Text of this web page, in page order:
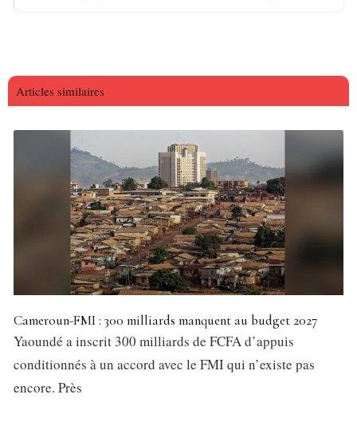
Articles similaires
Cameroun-FMI : 300 milliards manquent au budget 2027
Yaoundé a inscrit 300 milliards de FCFA d’appuis
conditionnés à un accord avec le FMI qui n’existe pas
encore. Près